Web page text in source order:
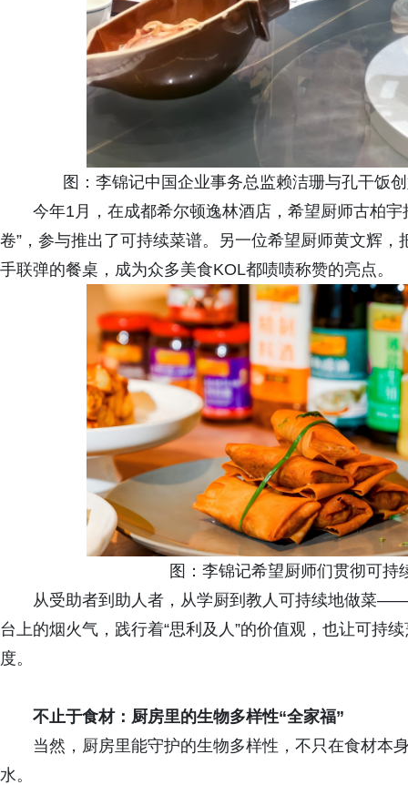
图：李锦记中国企业事务总监赖洁珊与孔干饭
今年1月，在成都希尔顿逸林酒店，希望厨师古柏
卷”，参与推出了可持续菜谱。另一位希望厨师黄文辉
手联弹的餐桌，成为众多美食KOL都啧啧称赞的亮点。
图：李锦记希望厨师们贯彻可
从受助者到助人者，从学厨到教人可持续地做菜
台上的烟火气，践行着“思利及人”的价值观，也让可持
度。
不止于食材：厨房里的生物多样性“全家福”
当然，厨房里能守护的生物多样性，不只在食材本
水。